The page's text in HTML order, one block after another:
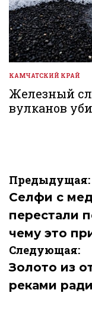
ОПУБЛИКОВАНО
В
КАМЧАТСКИЙ КРАЙ
Железный
вулканов
по
записям
Предыдущая:
Селфи с
перестали
чему это
Следующая:
Золото из
реками